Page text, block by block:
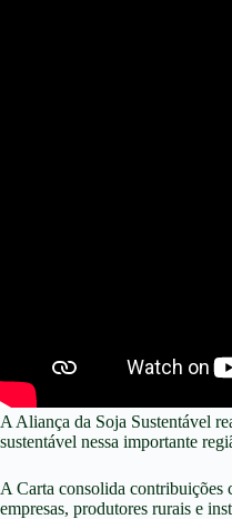
A Aliança da Soja Sustentável
sustentável nessa importante
A Carta consolida contribuições
empresas, produtores rurais e